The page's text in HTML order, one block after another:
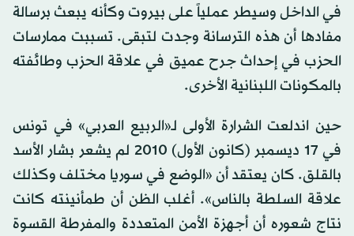
في الداخل وسيطر عملياً على بيروت وكأنه يبعث برسالة
مفادها أن هذه الترسانة وجدت لتبقى. تسببت ممارسات
الحزب في إحداث جرح عميق في علاقة الحزب وطائفته
بالمكونات اللبنانية الأخرى.
حين اندلعت الشرارة الأولى لـ«الربيع العربي» في تونس
في 17 ديسمبر (كانون الأول) 2010 لم يشعر بشار الأسد
بالقلق. كان يعتقد أن «الوضع في سوريا مختلف وكذلك
علاقة السلطة بالناس». أغلب الظن أن طمأنينته كانت
نتاج شعوره أن أجهزة الأمن المتعددة والمفرطة القسوة